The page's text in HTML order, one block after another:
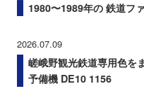
1980〜1989年の 鉄道フ
2026.07.09
嵯峨野観光鉄道専用色を
予備機 DE10 1156